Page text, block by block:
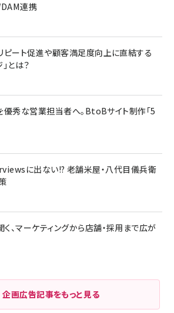
DAM連携
ピート促進や顧客満足度向上に直結する
とは？
秀な営業担当者へ。BtoBサイト制作「5
に出ない!? 老舗米屋・八代目儀兵衛
く、マーケティングから店舗・採用まで広が
企画広告記事をもっと見る